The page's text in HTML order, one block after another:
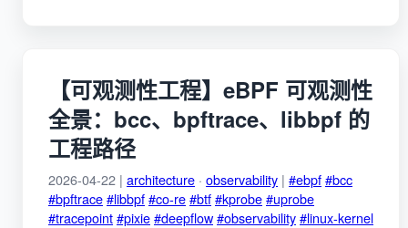
【可观测性工程】eBPF 可观测性
全景：bcc、bpftrace、libbpf 的
工程路径
2026-04-22 | architecture · observability | #ebpf#bcc
#bpftrace#libbpf#co-re#btf#kprobe#uprobe
#tracepoint#pixie#deepflow#observability#linux-kernel